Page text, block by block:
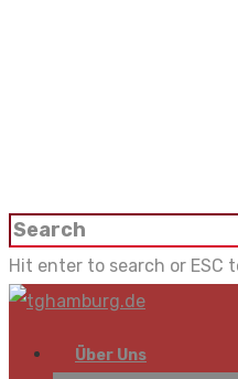
Hit enter to search or ESC
Über Uns